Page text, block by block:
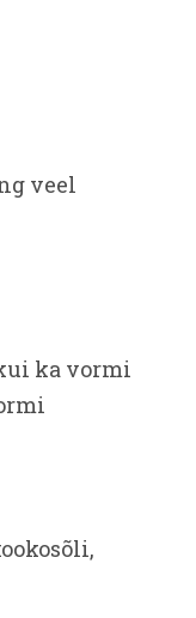
veel
ka vormi